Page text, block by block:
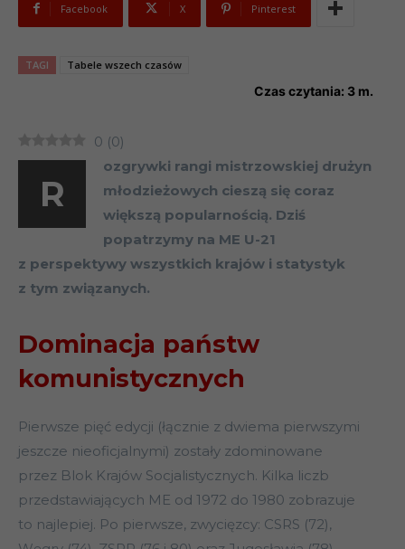
Facebook X Pinterest
TAGI Tabele wszech czasów
Czas czytania: 3 m.
0 (0)
R
ozgrywki rangi mistrzowskiej drużyn
młodzieżowych cieszą się coraz
większą popularnością. Dziś
popatrzymy na ME U-21
z perspektywy wszystkich krajów i statystyk
z tym związanych.
Dominacja państw
komunistycznych
Pierwsze pięć edycji (łącznie z dwiema pierwszymi
jeszcze nieoficjalnymi) zostały zdominowane
przez Blok Krajów Socjalistycznych. Kilka liczb
przedstawiających ME od 1972 do 1980 zobrazuje
to najlepiej. Po pierwsze, zwycięzcy: CSRS (72),